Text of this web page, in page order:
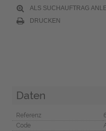
ALS SUCHAUFTRAG
DRUCKEN
Daten
Referenz
Code